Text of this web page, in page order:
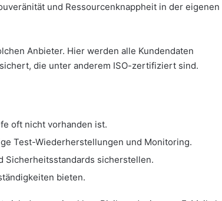
und Ressourcenknappheit in der eigenen
Anbieter. Hier werden alle Kundendaten
die unter anderem ISO-zertifiziert sind.
oft nicht vorhanden ist.
Test-Wiederherstellungen und Monitoring.
Sicherheitsstandards sicherstellen.
bieten.